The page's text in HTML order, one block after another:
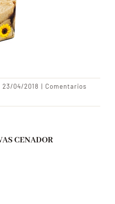
23/04/2018 | Comentarios
CENADOR